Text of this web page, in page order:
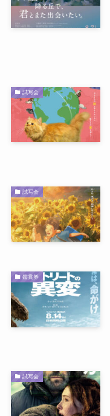
試写会
試写会
鑑賞券
試写会